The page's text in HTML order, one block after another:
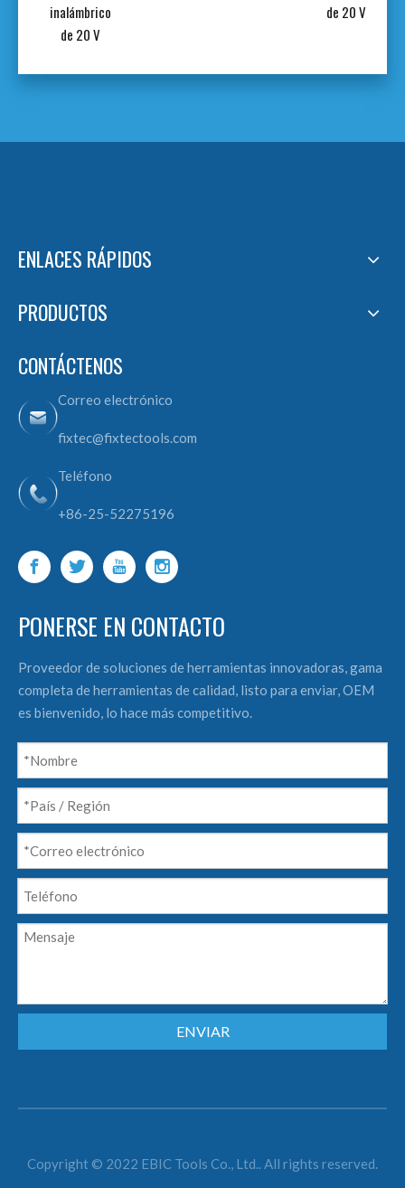
inalámbrico
de 20 V
de 20 V
ENLACES RÁPIDOS
PRODUCTOS
CONTÁCTENOS
Correo electrónico
fixtec@fixtectools.com
Teléfono
+86-25-52275196
PONERSE EN CONTACTO
Proveedor de soluciones de herramientas innovadoras, gama
completa de herramientas de calidad, listo para enviar, OEM
es bienvenido, lo hace más competitivo.
ENVIAR
Copyright © 2022 EBIC Tools Co., Ltd.. All rights reserved.